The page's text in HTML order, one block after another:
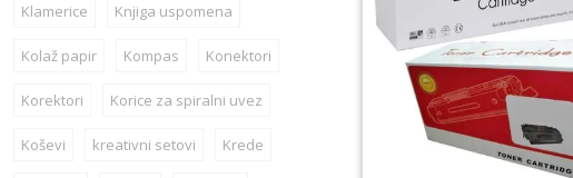
Klamerice Knjiga uspomena
Kolaž papir Kompas Konektori
Korektori Korice za spiralni uvez
Koševi kreativni setovi Krede